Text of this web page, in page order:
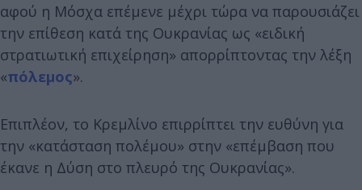
αφού η Μόσχα επέμενε μέχρι τώρα να παρουσιάζει
την επίθεση κατά της Ουκρανίας ως «ειδική
στρατιωτική επιχείρηση» απορρίπτοντας την λέξη
«πόλεμος».
Επιπλέον, το Κρεμλίνο επιρρίπτει την ευθύνη για
την «κατάσταση πολέμου» στην «επέμβαση που
έκανε η Δύση στο πλευρό της Ουκρανίας».